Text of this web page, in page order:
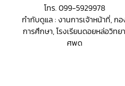
โทร. 099-5929978
กำกับดูแล : งานการเจ้าหน้าที่, กอ
การศึกษา, โรงเรียนดอยหล่อวิทย
ศพด